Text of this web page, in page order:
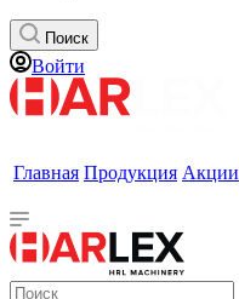
Поиск
Войти
Главная Продукция Акции